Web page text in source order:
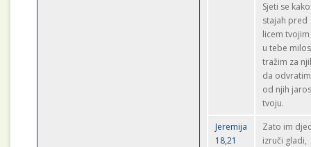
Sjeti se kako
stajah pred
licem
u tebe
tražim za
da odvratim
od njih
tvoju.
Jeremija
18,21
Zato im
izruči gladi,